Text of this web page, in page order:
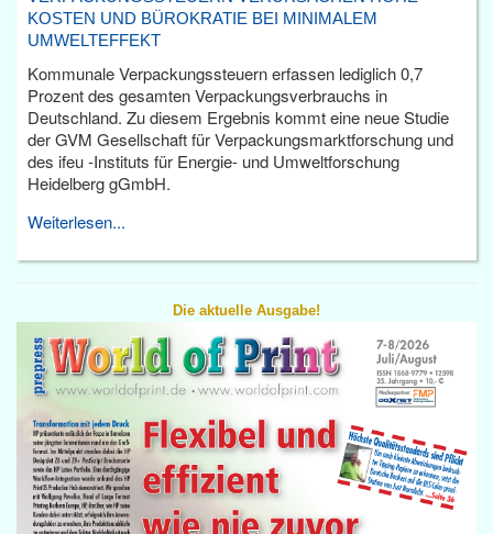
KOSTEN UND BÜROKRATIE BEI MINIMALEM
UMWELTEFFEKT
Kommunale Verpackungssteuern erfassen lediglich 0,7
Prozent des gesamten Verpackungsverbrauchs in
Deutschland. Zu diesem Ergebnis kommt eine neue Studie
der GVM Gesellschaft für Verpackungsmarktforschung und
des ifeu -Instituts für Energie- und Umweltforschung
Heidelberg gGmbH.
Weiterlesen...
Die aktuelle Ausgabe!